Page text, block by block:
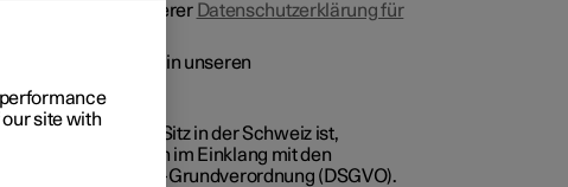
die in unserer Datenschutzerklärung für
unseren Apps, die in unseren
Unternehmen mit Sitz in der Schweiz ist,
Gruppe Ihre Daten im Einklang mit den
der Datenschutz-Grundverordnung (DSGVO).
site with